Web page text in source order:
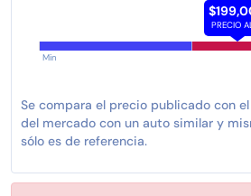
PRECIO
Min
Se compara el precio publicado con
del mercado con un auto similar y
sólo es de referencia.